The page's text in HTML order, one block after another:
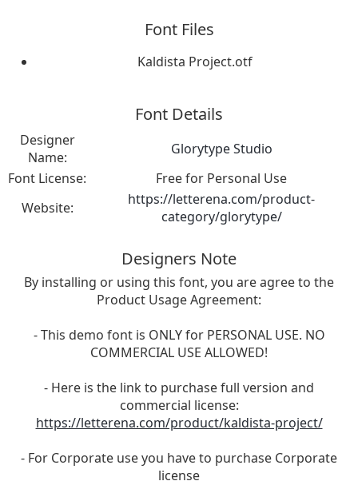
Font Files
Kaldista Project.otf
Font Details
Designer
Name:
Glorytype Studio
Font License:
Free for Personal Use
Website:
https://letterena.com/product-
category/glorytype/
Designers Note
By installing or using this font, you are agree to the
Product Usage Agreement:
- This demo font is ONLY for PERSONAL USE. NO
COMMERCIAL USE ALLOWED!
- Here is the link to purchase full version and
commercial license:
https://letterena.com/product/kaldista-project/
- For Corporate use you have to purchase Corporate
license